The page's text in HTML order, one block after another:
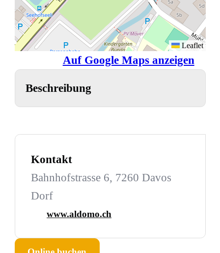
Leaflet
Auf Google Maps anzeigen
Beschreibung
Kontakt
Bahnhofstrasse 6, 7260 Davos
Dorf
www.aldomo.ch